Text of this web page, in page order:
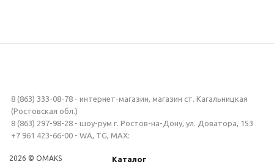
8 (863) 333-08-78 - интернет-магазин, магазин ст. Кагальницкая
(Ростовская обл.)
8 (863) 297-98-28 - шоу-рум г. Ростов-на-Дону, ул. Доватора, 153
+7 961 423-66-00 - WA, TG, MAX:
2026 © OMAKS
Каталог